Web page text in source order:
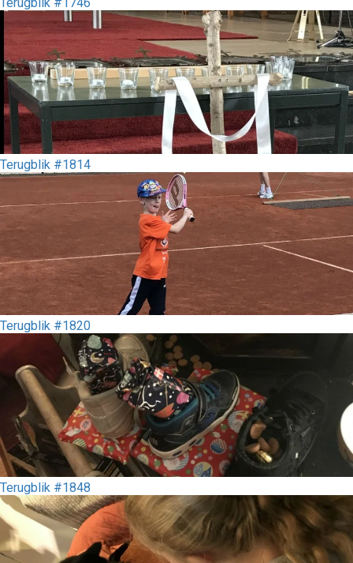
Terugblik #1746
Terugblik #1814
Terugblik #1820
Terugblik #1848